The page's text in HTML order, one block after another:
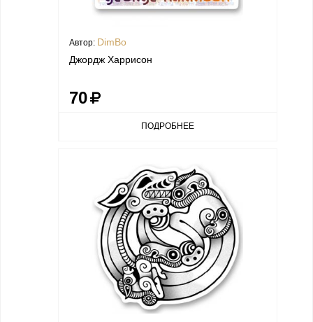
Автор: DimBo
Джордж Харрисон
70
ПОДРОБНЕЕ